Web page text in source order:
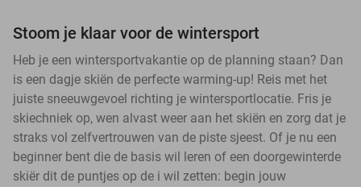
Stoom je klaar voor de wintersport
Heb je een wintersportvakantie op de planning staan? Dan
is een dagje skiën de perfecte warming-up! Reis met het
juiste sneeuwgevoel richting je wintersportlocatie. Fris je
skiechniek op, wen alvast weer aan het skiën en zorg dat je
straks vol zelfvertrouwen van de piste sjeest. Of je nu een
beginner bent die de basis wil leren of een doorgewinterde
skiër dit de puntjes op de i wil zetten: begin jouw